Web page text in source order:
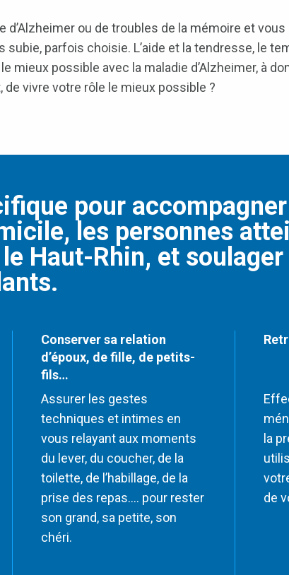
d’Alzheimer ou de troubles de la mémoire et vous
parfois choisie. L’aide et la tendresse, le
mieux possible avec la maladie d’Alzheimer, à
de vivre votre rôle le mieux possible ?
pour
les personnes
Haut-Rhin, et
Conserver sa relation
d’époux, de fille, de petits-
fils…
Assurer les gestes
techniques et intimes en
vous relayant aux moments
du lever, du coucher, de la
toilette, de l’habillage, de la
prise des repas…. pour rester
son grand, sa petite, son
chéri.
la
de